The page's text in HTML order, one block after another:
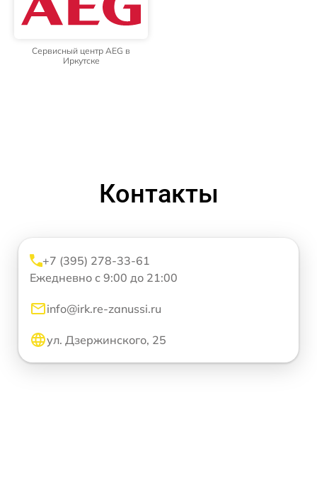
Сервисный центр AEG в
Иркутске
Контакты
+7 (395) 278-33-61
Ежедневно с 9:00 до 21:00
info@irk.re-zanussi.ru
ул. Дзержинского, 25